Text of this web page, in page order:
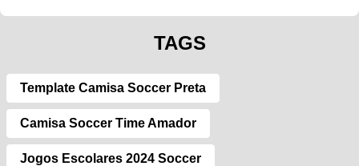
TAGS
Template Camisa Soccer Preta
Camisa Soccer Time Amador
Jogos Escolares 2024 Soccer